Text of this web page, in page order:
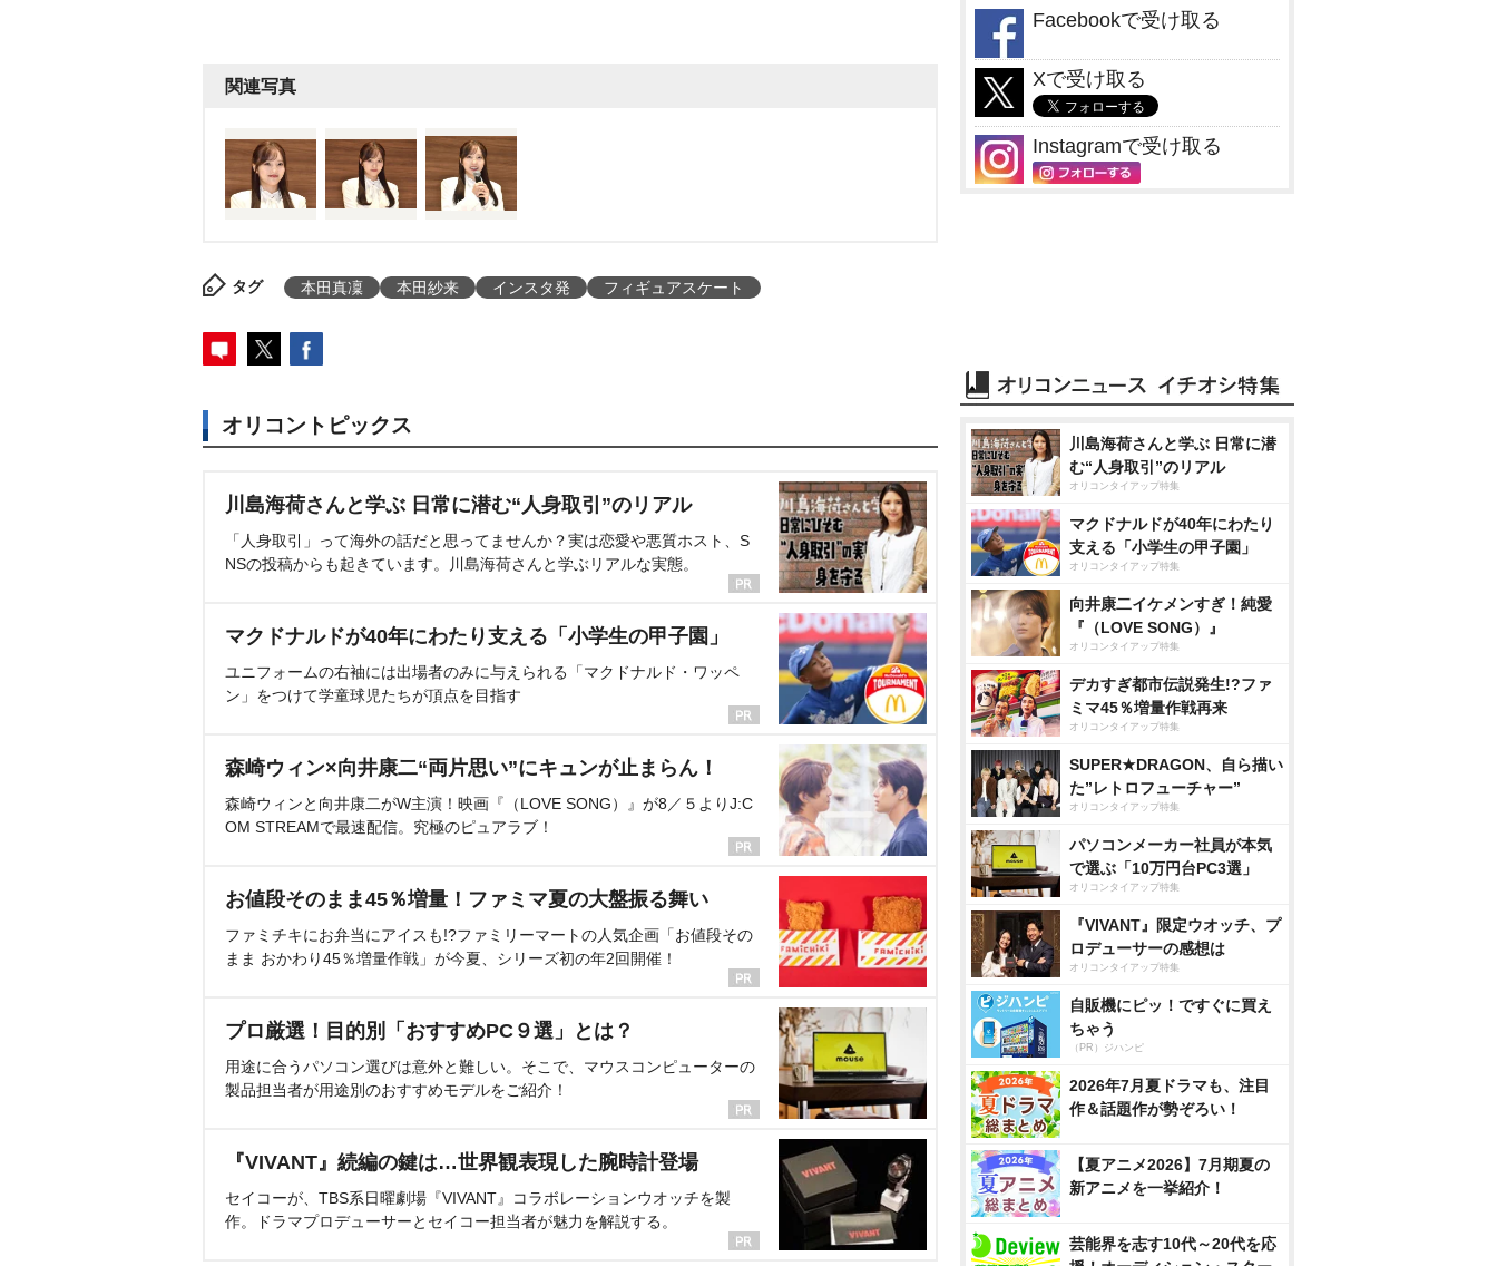
関連写真
タグ 本田真凜 本田紗来 インスタ発 フィギュアスケート
オリコントピックス
川島海荷さんと学ぶ 日常に潜む“人身取引”のリアル
「人身取引」って海外の話だと思ってませんか？実は恋愛や悪質ホスト、S
NSの投稿からも起きています。川島海荷さんと学ぶリアルな実態。
マクドナルドが40年にわたり支える「小学生の甲子園」
ユニフォームの右袖には出場者のみに与えられる「マクドナルド・ワッペ
ン」をつけて学童球児たちが頂点を目指す
森崎ウィン×向井康二“両片思い”にキュンが止まらん！
森崎ウィンと向井康二がW主演！映画『（LOVE SONG）』が8／５よりJ:C
OM STREAMで最速配信。究極のピュアラブ！
お値段そのまま45％増量！ファミマ夏の大盤振る舞い
ファミチキにお弁当にアイスも!?ファミリーマートの人気企画「お値段その
まま おかわり45％増量作戦」が今夏、シリーズ初の年2回開催！
プロ厳選！目的別「おすすめPC９選」とは？
用途に合うパソコン選びは意外と難しい。そこで、マウスコンピューターの
製品担当者が用途別のおすすめモデルをご紹介！
『VIVANT』続編の鍵は…世界観表現した腕時計登場
セイコーが、TBS系日曜劇場『VIVANT』コラボレーションウオッチを製
作。ドラマプロデューサーとセイコー担当者が魅力を解説する。
Facebookで受け取る
Xで受け取る
Instagramで受け取る
川島海荷さんと学ぶ 日常に潜
む“人身取引”のリアル
オリコンタイアップ特集
マクドナルドが40年にわたり
支える「小学生の甲子園」
オリコンタイアップ特集
向井康二イケメンすぎ！純愛
『（LOVE SONG）』
オリコンタイアップ特集
デカすぎ都市伝説発生!?ファ
ミマ45％増量作戦再来
オリコンタイアップ特集
SUPER★DRAGON、自ら描い
た”レトロフューチャー”
オリコンタイアップ特集
パソコンメーカー社員が本気
で選ぶ「10万円台PC3選」
オリコンタイアップ特集
『VIVANT』限定ウオッチ、プ
ロデューサーの感想は
オリコンタイアップ特集
自販機にピッ！ですぐに買え
ちゃう
（PR）ジハンピ
2026年7月夏ドラマも、注目
作＆話題作が勢ぞろい！
【夏アニメ2026】7月期夏の
新アニメを一挙紹介！
芸能界を志す10代～20代を応